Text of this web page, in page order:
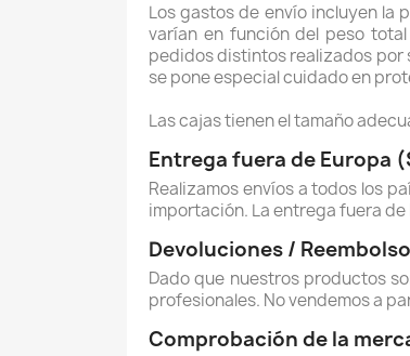
Los gastos de envío incluyen la
varían en función del peso
pedidos distintos realizados por
se pone especial cuidado en
Las cajas tienen el tamaño
Entrega fuera de Europa
Realizamos envíos a todos los
importación. La entrega fuera
Devoluciones /
Dado que nuestros productos
profesionales. No vendemos a
Comprobación de la